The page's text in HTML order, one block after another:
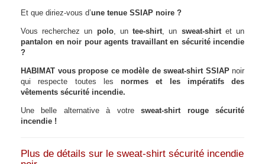
Et que diriez-vous d’une tenue SSIAP noire ?
Vous recherchez un polo, untee-shirt, un sweat-shirtet un
pantalon en noir pour agents travaillant en sécurité incendie
?
HABIMAT vous propose ce modèle de sweat-shirt SSIAPnoir
qui respecte toutes les normes et les impératifs des
vêtements sécurité incendie.
Une belle alternative à votresweat-shirt rouge sécurité
incendie !
Plus de détails sur le sweat-shirt sécurité incendie